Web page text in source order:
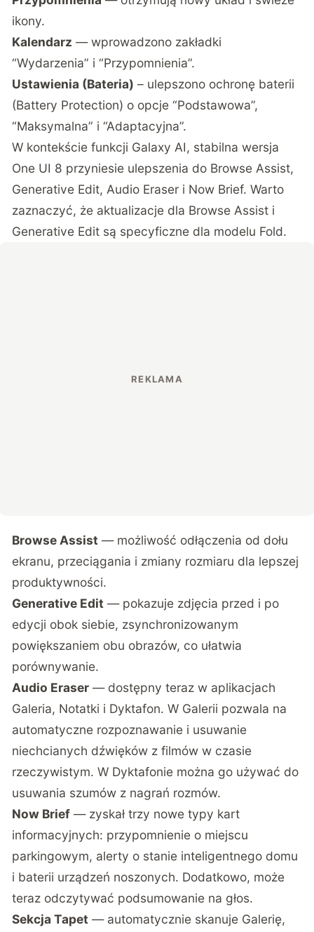
ikony.
Kalendarz — wprowadzono zakładki
“Wydarzenia” i “Przypomnienia”.
Ustawienia (Bateria) – ulepszono ochronę baterii
(Battery Protection) o opcje “Podstawowa”,
“Maksymalna” i “Adaptacyjna”.
W kontekście funkcji Galaxy AI, stabilna wersja
One UI 8 przyniesie ulepszenia do Browse Assist,
Generative Edit, Audio Eraser i Now Brief. Warto
zaznaczyć, że aktualizacje dla Browse Assist i
Generative Edit są specyficzne dla modelu Fold.
Browse Assist — możliwość odłączenia od dołu
ekranu, przeciągania i zmiany rozmiaru dla lepszej
produktywności.
Generative Edit — pokazuje zdjęcia przed i po
edycji obok siebie, zsynchronizowanym
powiększaniem obu obrazów, co ułatwia
porównywanie.
Audio Eraser — dostępny teraz w aplikacjach
Galeria, Notatki i Dyktafon. W Galerii pozwala na
automatyczne rozpoznawanie i usuwanie
niechcianych dźwięków z filmów w czasie
rzeczywistym. W Dyktafonie można go używać do
usuwania szumów z nagrań rozmów.
Now Brief — zyskał trzy nowe typy kart
informacyjnych: przypomnienie o miejscu
parkingowym, alerty o stanie inteligentnego domu
i baterii urządzeń noszonych. Dodatkowo, może
teraz odczytywać podsumowanie na głos.
Sekcja Tapet — automatycznie skanuje Galerię,